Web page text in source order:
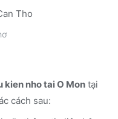
Tho
kien nho tai O Mon tại
cách sau: